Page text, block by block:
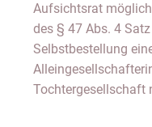
Aufsichtsrat
des § 47 Abs. 4
Selbstbestellung
Tochtergesellschaft